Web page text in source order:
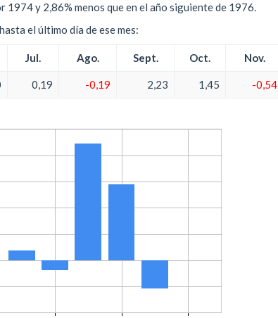
1974 y 2,86% menos que en el año siguiente de 1976.
el último día de ese mes:
Jul. Ago. Sept. Oct. Nov.
0,19 -0,19 2,23 1,45 -0,54